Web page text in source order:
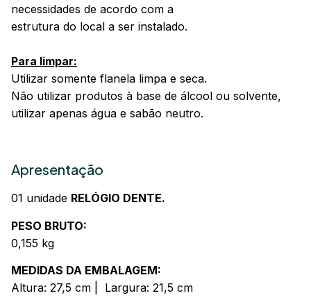
necessidades de acordo com a
estrutura do local a ser instalado.
Para limpar:
Utilizar somente flanela limpa e seca.
Não utilizar produtos à base de álcool ou solvente,
utilizar apenas água e sabão neutro.
Apresentação
01 unidade RELÓGIO DENTE.
PESO BRUTO:
0,155 kg
MEDIDAS DA EMBALAGEM:
Altura: 27,5 cm | Largura: 21,5 cm